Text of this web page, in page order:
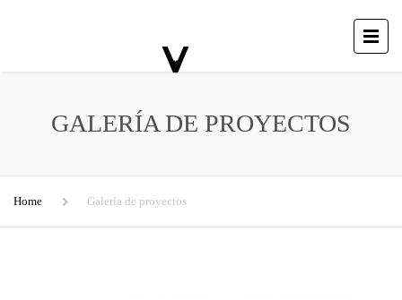
GALERÍA DE PROYECTOS
Home Galería de proyectos